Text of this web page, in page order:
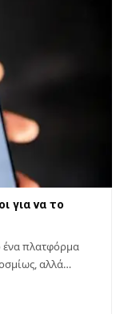
για να το
ένα πλατφόρμα
αλλά…